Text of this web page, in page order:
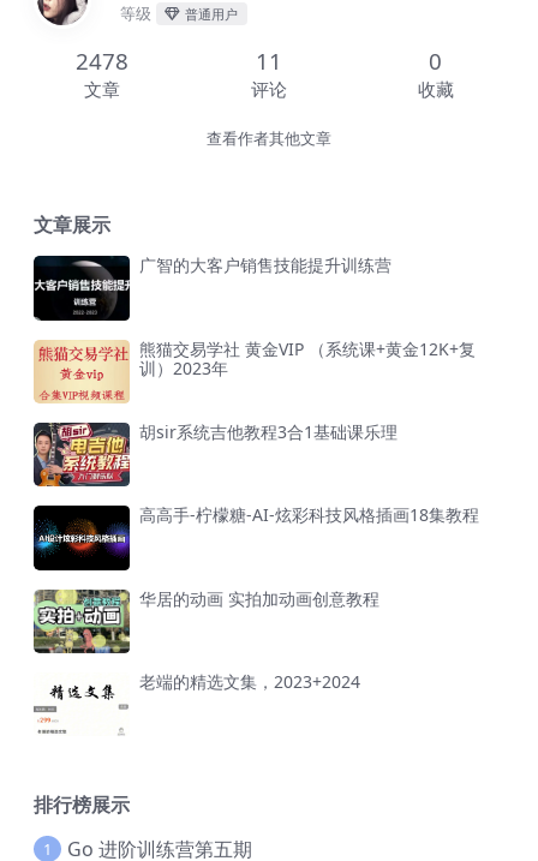
等级 普通用户
2478
文章
11
评论
0
收藏
查看作者其他文章
文章展示
广智的大客户销售技能提升训练营
熊猫交易学社 黄金VIP （系统课+黄金12K+复
训）2023年
胡sir系统吉他教程3合1基础课乐理
高高手-柠檬糖-AI-炫彩科技风格插画18集教程
华居的动画 实拍加动画创意教程
老端的精选文集，2023+2024
排行榜展示
1 Go 进阶训练营第五期